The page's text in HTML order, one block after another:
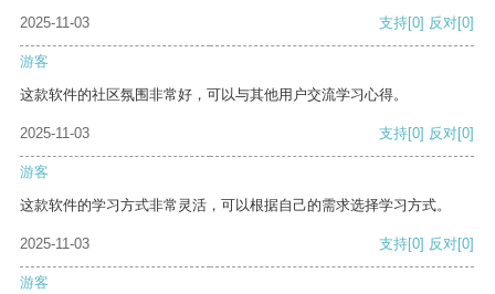
2025-11-03 支持[0] 反对[0]
游客
这款软件的社区氛围非常好，可以与其他用户交流学习心得。
2025-11-03 支持[0] 反对[0]
游客
这款软件的学习方式非常灵活，可以根据自己的需求选择学习方式。
2025-11-03 支持[0] 反对[0]
游客